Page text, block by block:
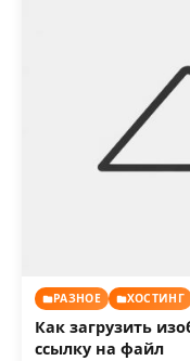
РАЗНОЕ ХОСТИНГ
Как загрузить
ссылку на файл